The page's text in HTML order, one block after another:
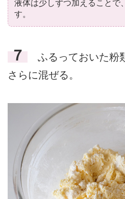
液体は少しずつ加えることで
す。
７
ふるっておいた粉
さらに混ぜる。